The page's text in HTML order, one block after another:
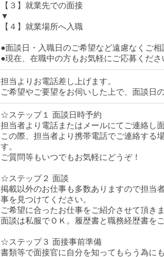
【３】就業先での面接
▼
【４】就業場所へ入職
●面談日・入職日のご希望など遠慮なくご相
●現在、在職中の方もお気軽にご応募くださ
担当よりお電話差し上げます。
ご希望やご要望をお伺いした上で、面談日
☆ステップ１ 面談日時予約
担当者より電話またはメールにてご連絡し
この際、担当者より携帯電話でご連絡する
す。
ご質問等もいつでもお気軽にどうぞ！
☆ステップ２ 面談
掲載以外のお仕事も多数ありますので担当
事を見つけてください。
ご希望に合ったお仕事をご紹介させて頂きま
面談は私服でＯＫ。履歴書と職務経歴書を
☆ステップ３ 面接事前準備
書類等で面接官に自分を知ってもらう為に